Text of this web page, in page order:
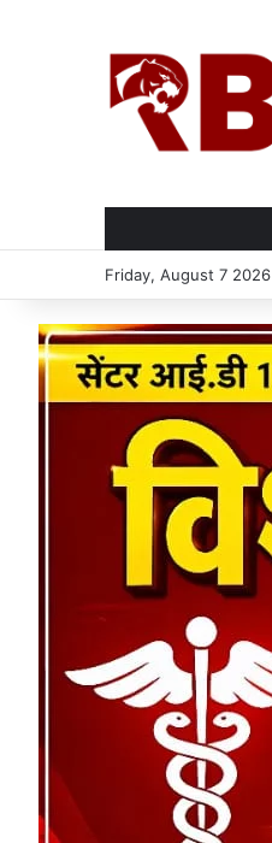
Friday, August 7 2026